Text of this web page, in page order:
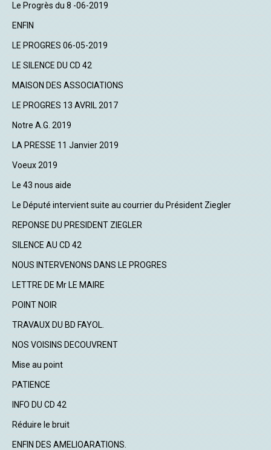
Le Progrès du 8 -06-2019
ENFIN
LE PROGRES 06-05-2019
LE SILENCE DU CD 42
MAISON DES ASSOCIATIONS
LE PROGRES 13 AVRIL 2017
Notre A.G. 2019
LA PRESSE 11 Janvier 2019
Voeux 2019
Le 43 nous aide
Le Député intervient suite au courrier du Président Ziegler
REPONSE DU PRESIDENT ZIEGLER
SILENCE AU CD 42
NOUS INTERVENONS DANS LE PROGRES
LETTRE DE Mr LE MAIRE
POINT NOIR
TRAVAUX DU BD FAYOL.
NOS VOISINS DECOUVRENT
Mise au point
PATIENCE
INFO DU CD 42
Réduire le bruit
ENFIN DES AMELIOARATIONS.